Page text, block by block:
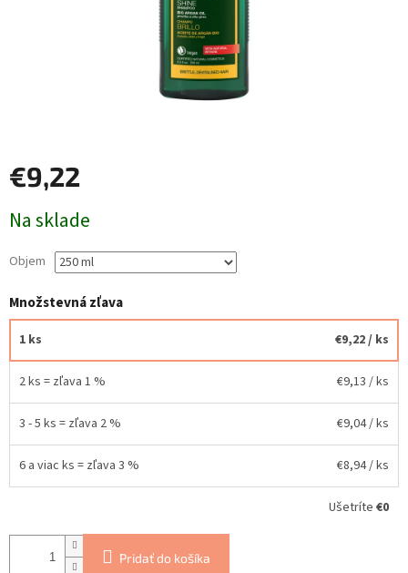
€9,22
cena:
Na sklade
Objem
Množstevná zľava
1 ks €9,22/ ks
2 ks = zľava 1 % €9,13 / ks
3 - 5 ks = zľava 2 % €9,04/ ks
6 a viac ks = zľava 3 % €8,94/ ks
Ušetríte €0
Pridať do košíka